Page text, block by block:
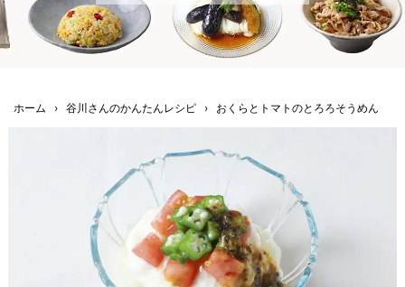
ホーム › 谷川さんのかんたんレシピ › おくらとトマトのとろろそうめん